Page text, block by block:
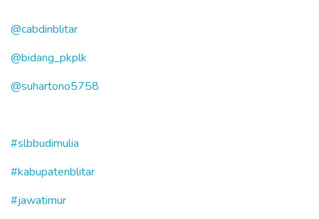
@cabdinblitar
@bidang_pkplk
@suhartono5758
#slbbudimulia
#kabupatenblitar
#jawatimur